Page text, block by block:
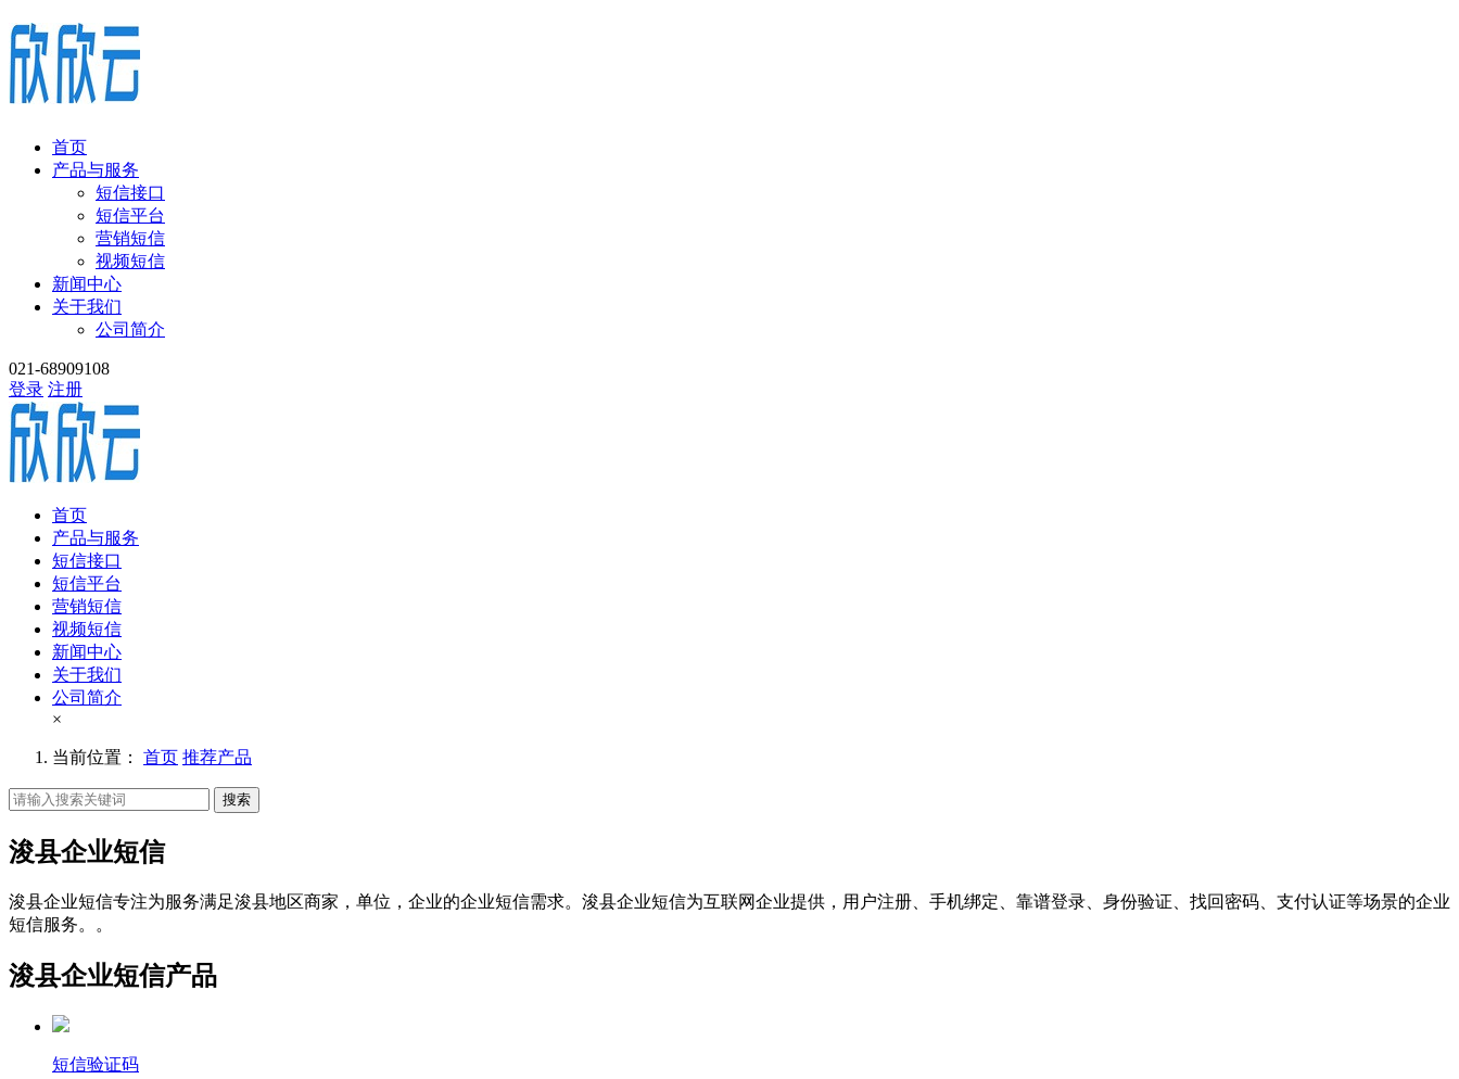
首页
产品与服务
短信接口
短信平台
营销短信
视频短信
新闻中心
关于我们
公司简介
021-68909108
登录 注册
首页
产品与服务
短信接口
短信平台
营销短信
视频短信
新闻中心
关于我们
公司简介
×
当前位置： 首页 推荐产品
搜索
浚县企业短信
浚县企业短信专注为服务满足浚县地区商家，单位，企业的企业短信需求。浚县企业短信为互联网企业提供，用户注册、手机绑定、靠谱登录、身份验证、找回密码、支付认证等场景的企业
短信服务。。
浚县企业短信产品
短信验证码